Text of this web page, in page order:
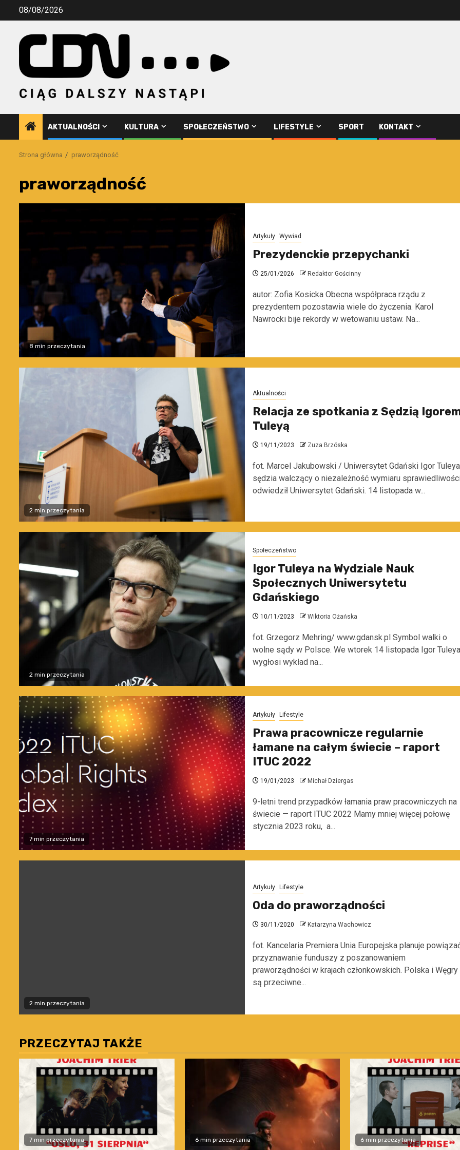
Przejdź08/08/2026
AKTUALNOŚCI KULTURA SPOŁECZEŃSTWO LIFESTYLE SPORT KONTAKT
Strona główna praworządność
praworządność
8 min przeczytania
Artykuły Wywiad
Prezydenckie przepychanki
25/01/2026 Redaktor Gościnny
autor: Zofia Kosicka Obecna współpraca rządu z
prezydentem pozostawia wiele do życzenia. Karol
Nawrocki bije rekordy w wetowaniu ustaw. Na...
2 min przeczytania
Aktualności
Relacja ze spotkania z Sędzią
Tuleyą
19/11/2023 Zuza Brzóska
fot. Marcel Jakubowski / Uniwersytet Gdański Igor
sędzia walczący o niezależność wymiaru
odwiedził Uniwersytet Gdański. 14 listopada w...
2 min przeczytania
Społeczeństwo
Igor Tuleya na Wydziale Nauk
Społecznych Uniwersytetu
Gdańskiego
10/11/2023 Wiktoria Ożańska
fot. Grzegorz Mehring/ www.gdansk.pl Symbol walki o
wolne sądy w Polsce. We wtorek 14 listopada Igor Tuleya
wygłosi wykład na...
7 min przeczytania
Artykuły Lifestyle
Prawa pracownicze regularnie
łamane na całym świecie – raport
ITUC 2022
19/01/2023 Michał Dziergas
9-letni trend przypadków łamania praw pracowniczych na
świecie — raport ITUC 2022 Mamy mniej więcej połowę
stycznia 2023 roku, a...
2 min przeczytania
Artykuły Lifestyle
Oda do praworządności
30/11/2020 Katarzyna Wachowicz
fot. Kancelaria Premiera Unia Europejska planuje
przyznawanie funduszy z poszanowaniem
praworządności w krajach członkowskich. Polska i Węgry
są przeciwne...
PRZECZYTAJ TAKŻE
7 min przeczytania 6 min przeczytania 6 min przeczytania